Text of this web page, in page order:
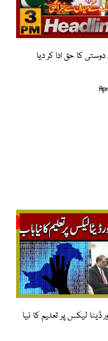
کا حق ادا کر دیا
ڈیٹا لیکس پر تعلیم کا نیا